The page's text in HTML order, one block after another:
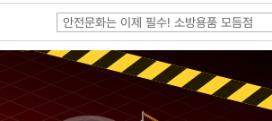
안전문화는 이제 필수! 소방용품 모듬점